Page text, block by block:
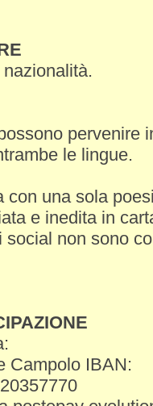
pervenire
le lingue.
con una sola
e inedita in
non sono
Campolo IBAN: